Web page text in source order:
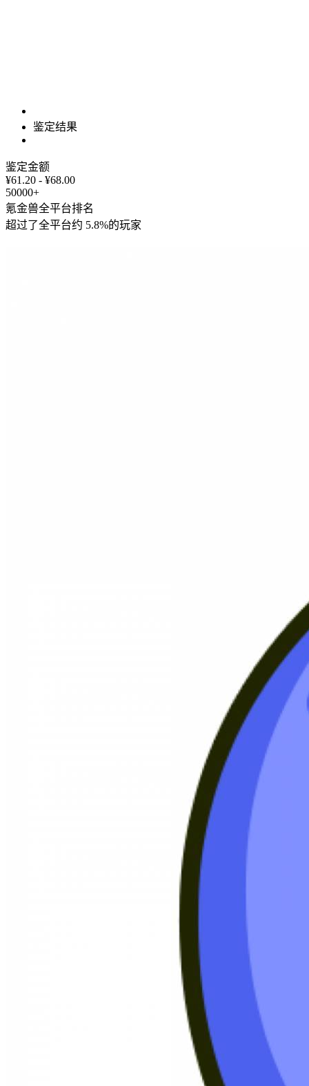
鉴定结果
鉴定金额
¥61.20 - ¥68.00
50000+
氪金兽全平台排名
超过了全平台约 5.8%的玩家